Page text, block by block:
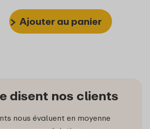
Ajouter au panier
disent nos clients
nous évaluent en moyenne